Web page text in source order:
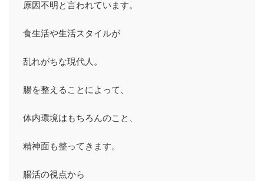
原因不明と言われています。
食生活や生活スタイルが
乱れがちな現代人。
腸を整えることによって、
体内環境はもちろんのこと、
精神面も整ってきます。
腸活の視点から